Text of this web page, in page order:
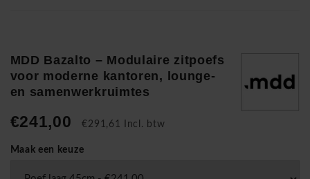
MDD Bazalto – Modulaire zitpoefs
voor moderne kantoren, lounge-
en samenwerkruimtes
€241,00 €291,61 Incl. btw
Maak een keuze